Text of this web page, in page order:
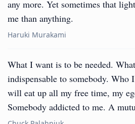
any more. Yet sometimes that
me than anything.
Haruki Murakami
What I want is to be needed.
indispensable to somebody. Who
will eat up all my free time, my
Somebody addicted to me. A